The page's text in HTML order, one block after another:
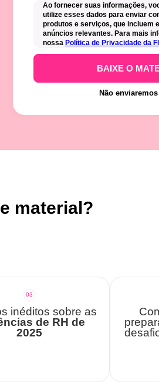
Ao fornecer suas informações,
utilize esses dados para enviar
produtos e serviços, que incluem
anúncios relevantes. Para mais
nossa Política de Privacidade da
Não
material?
03
inéditos sobre as
de RH de
2025